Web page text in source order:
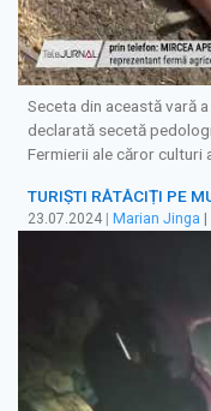
Seceta din această vară
declarată secetă
Fermierii ale căror culturi
TURIȘTI RĂTĂCIȚI PE
23.07.2024 | Marian Jinga |